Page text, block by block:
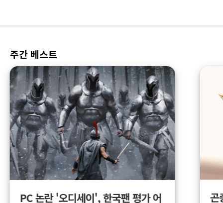
주간 베스트
PC 논란 '오디세이', 한국팬 평가 어 곤